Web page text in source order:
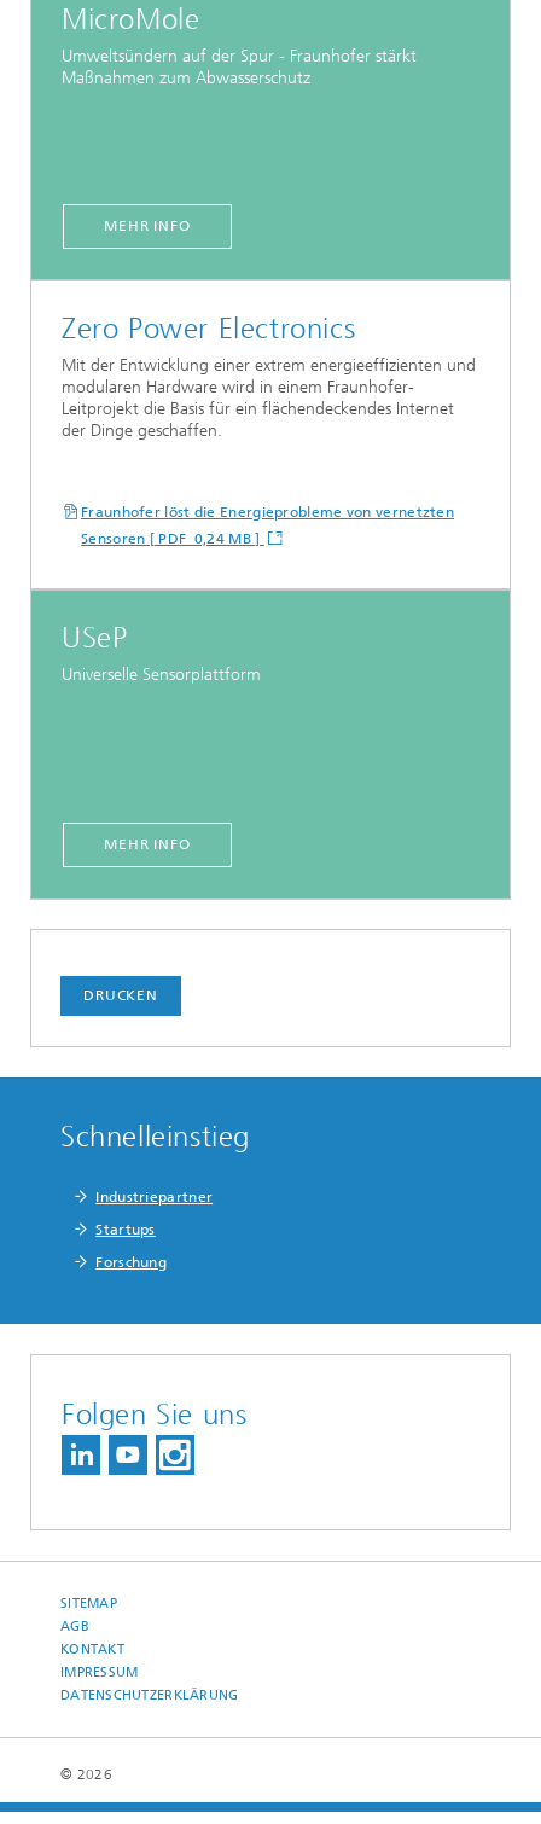
MicroMole
Umweltsündern auf der Spur - Fraunhofer stärkt
Maßnahmen zum Abwasserschutz
MEHR INFO
Zero Power Electronics
Mit der Entwicklung einer extrem energieeffizienten und
modularen Hardware wird in einem Fraunhofer-
Leitprojekt die Basis für ein flächendeckendes Internet
der Dinge geschaffen.
Fraunhofer löst die Energieprobleme von vernetzten
Sensoren [ PDF 0,24 MB ]
USeP
Universelle Sensorplattform
MEHR INFO
DRUCKEN
Schnelleinstieg
Industriepartner
Startups
Forschung
Folgen Sie uns
SITEMAP
AGB
KONTAKT
IMPRESSUM
DATENSCHUTZERKLÄRUNG
© 2026